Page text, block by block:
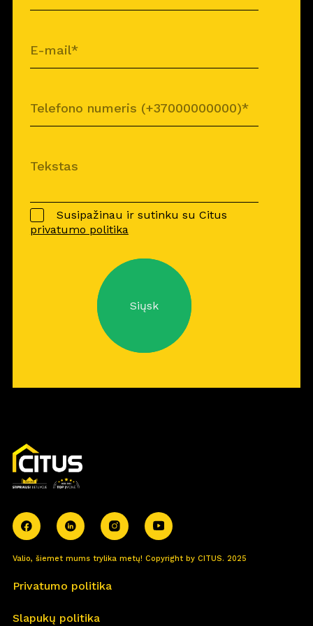
Susipažinau ir sutinku su Citus
privatumo politika
Siųsk
Valio, šiemet mums trylika metų! Copyright by CITUS. 2025
Privatumo politika
Slapukų politika